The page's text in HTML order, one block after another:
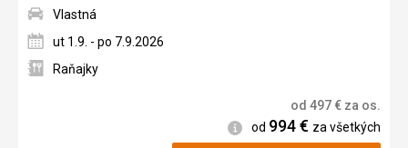
Vlastná
ut 1.9. - po 7.9.2026
Raňajky
od 497€ za os.
Informácie
od 994€ za všetkých